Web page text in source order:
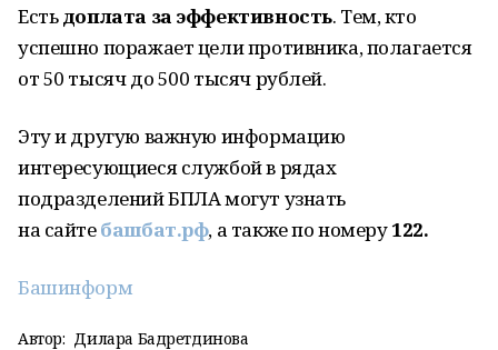
Естьдоплата за эффективность. Тем, кто
успешно поражает цели противника, полагается
от 50 тысяч до 500 тысяч рублей.
Эту и другую важную информацию
интересующиеся службой в рядах
подразделений БПЛА могут узнать
на сайтебашбат.рф, а также по номеру122.
Башинформ
Автор: Дилара Бадретдинова